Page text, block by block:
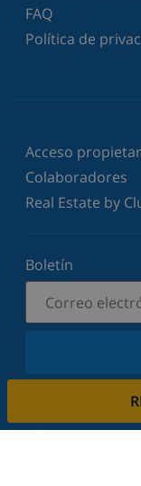
FAQ
Política de
Acceso
Colaboradores
Real Estate by
Boletín
Suscríbase a
ofertas.